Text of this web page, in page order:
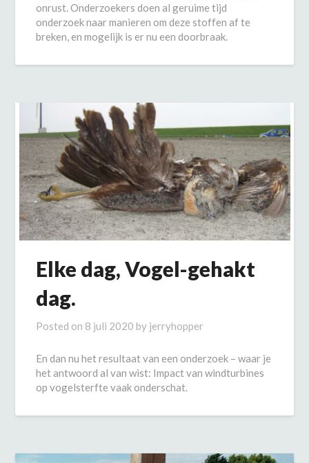
onrust. Onderzoekers doen al geruime tijd
onderzoek naar manieren om deze stoffen af te
breken, en mogelijk is er nu een doorbraak.
Elke dag, Vogel-gehakt
dag.
Posted on 8 juli 2020 by jerryhopper
En dan nu het resultaat van een onderzoek – waar je
het antwoord al van wist: Impact van windturbines
op vogelsterfte vaak onderschat.